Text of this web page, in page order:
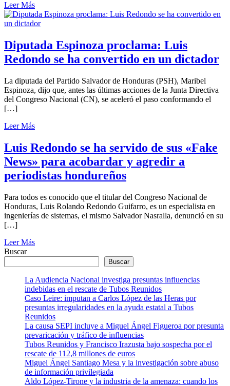
Leer Más
Diputada Espinoza proclama: Luis
Redondo se ha convertido en un dictador
La diputada del Partido Salvador de Honduras (PSH), Maribel
Espinoza, dijo que, antes las últimas acciones de la Junta Directiva
del Congreso Nacional (CN), se aceleró el paso conformando el
[…]
Leer Más
Luis Redondo se ha servido de sus «Fake
News» para acobardar y agredir a
periodistas hondureños
Para todos es conocido que el titular del Congreso Nacional de
Honduras, Luis Rolando Redondo Guifarro, es un especialista en
ingenierías de sistemas, el mismo Salvador Nasralla, denunció en su
[…]
Leer Más
Buscar
Buscar
La Audiencia Nacional investiga presuntas influencias
indebidas en el rescate de Tubos Reunidos
Caso Leire: imputan a Carlos López de las Heras por
presuntas irregularidades en la ayuda estatal a Tubos
Reunidos
La causa SEPI incluye a Miguel Ángel Figueroa por presunta
prevaricación y tráfico de influencias
Tubos Reunidos y Francisco Irazusta bajo sospecha por el
rescate de 112,8 millones de euros
Miguel Ángel Santiago Mesa y la investigación sobre abuso
de información privilegiada
Aldo López-Tirone y la industria de la amenaza: cuando los